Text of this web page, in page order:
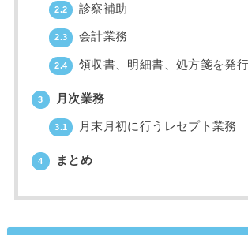
2.2 診察補助
2.3 会計業務
2.4 領収書、明細書、処方箋を発
3 月次業務
3.1 月末月初に行うレセプト業務
4 まとめ